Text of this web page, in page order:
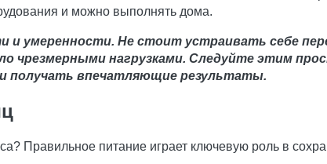
и можно выполнять дома.
и умеренности. Не стоит устраивать себе
чрезмерными нагрузками. Следуйте этим
получать впечатляющие результаты.
Правильное питание играет ключевую роль в